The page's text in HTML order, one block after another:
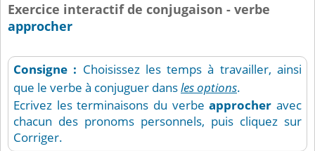
Exercice interactif de conjugaison - verbe
approcher
Consigne : Choisissez les temps à travailler, ainsi
que le verbe à conjuguer dansles options.
Ecrivez les terminaisons du verbeapprocher avec
chacun des pronoms personnels, puis cliquez sur
Corriger.